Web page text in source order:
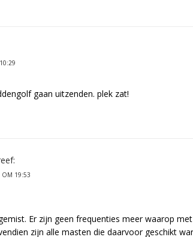
gaan uitzenden. plek zat!
OM 19:53
Er zijn geen frequenties meer waarop
zijn alle masten die daarvoor geschikt